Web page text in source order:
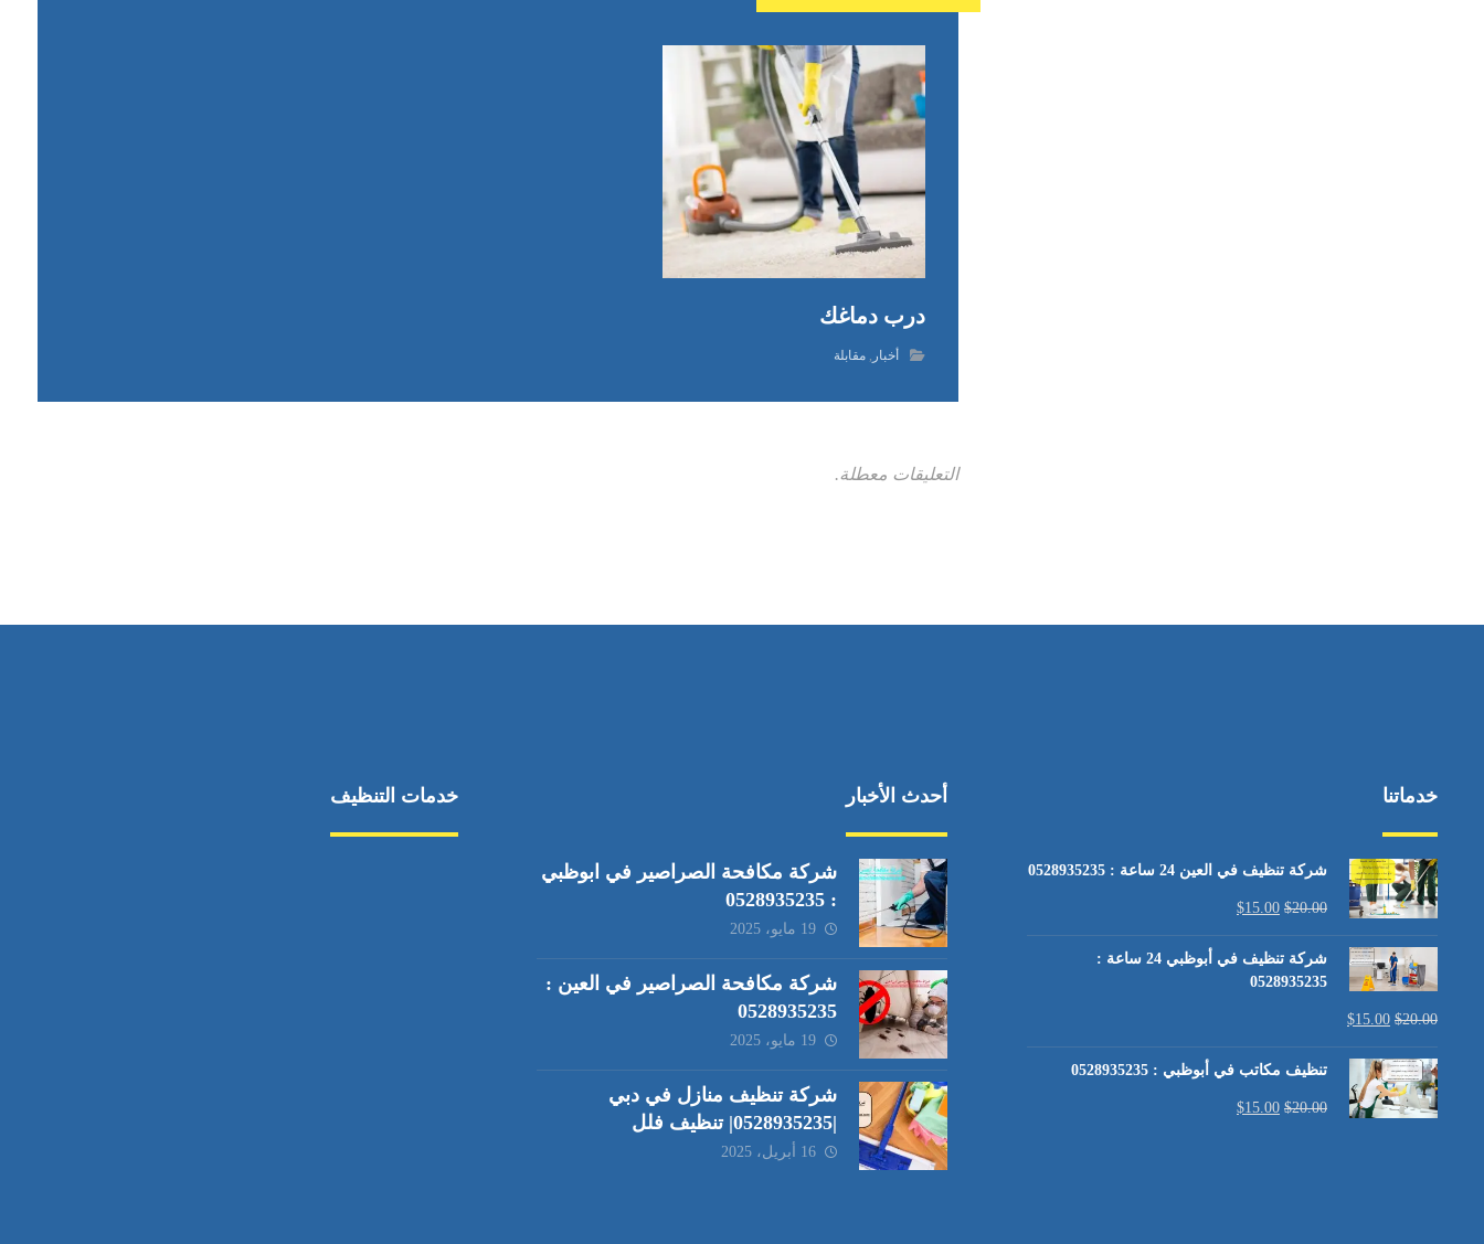
درب دماغك
أخبار ,مقابلة
التعليقات معطلة.
خدماتنا
شركة تنظيف في العين 24 ساعة : 0528935235
$20.00
$15.00
شركة تنظيف في أبوظبي 24 ساعة :
0528935235
$20.00
$15.00
تنظيف مكاتب في أبوظبي : 0528935235
$20.00
$15.00
أحدث الأخبار
شركة مكافحة الصراصير في ابوظبي
: 0528935235
19 مايو، 2025
شركة مكافحة الصراصير في العين :
0528935235
19 مايو، 2025
شركة تنظيف منازل في دبي
|0528935235| تنظيف فلل
16 أبريل، 2025
خدمات التنظيف